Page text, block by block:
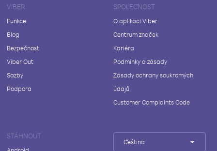
VIBER
Funkce
Blog
Bezpečnost
Viber Out
Sazby
Podpora
SPOLEČNOST
O aplikaci Viber
Centrum značek
Kariéra
Podmínky a zásady
Zásady ochrany soukromých
údajů
Customer Complaints Code
STÁHNOUT
Čeština